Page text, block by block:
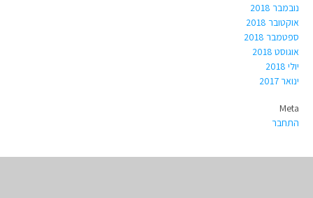
נובמבר 2018
אוקטובר 2018
ספטמבר 2018
אוגוסט 2018
יולי 2018
ינואר 2017
Meta
התחבר